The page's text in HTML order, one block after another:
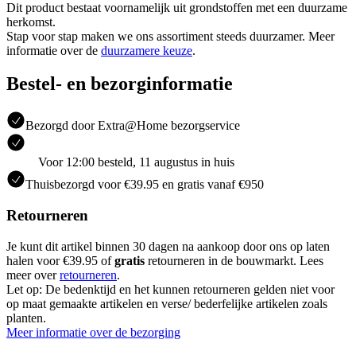
Dit product bestaat voornamelijk uit grondstoffen met een duurzame
herkomst.
Stap voor stap maken we ons assortiment steeds duurzamer. Meer
informatie over de duurzamere keuze.
Bestel- en bezorginformatie
Bezorgd door Extra@Home bezorgservice
Voor 12:00 besteld, 11 augustus in huis
Thuisbezorgd voor €39.95 en gratis vanaf €950
Retourneren
Je kunt dit artikel binnen 30 dagen na aankoop door ons op laten
halen voor €39.95 ofgratis retourneren in de bouwmarkt. Lees
meer overretourneren.
Let op: De bedenktijd en het kunnen retourneren gelden niet voor
op maat gemaakte artikelen en verse/ bederfelijke artikelen zoals
planten.
Meer informatie over de bezorging